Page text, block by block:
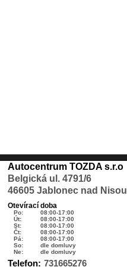
Autocentrum TOZDA s.r.o
Belgická ul. 4791/6
46605 Jablonec nad Nisou
Otevírací doba
Po:
08:00-17:00
Út:
08:00-17:00
St:
08:00-17:00
Čt:
08:00-17:00
Pá:
08:00-17:00
So:
dle domluvy
Ne:
dle domluvy
Telefon: 731665276